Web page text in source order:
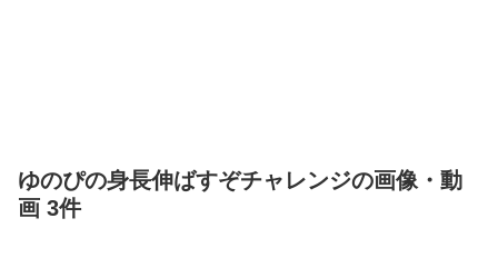
ゆのぴの身長伸ばすぞチャレンジの画像・動
画 3件